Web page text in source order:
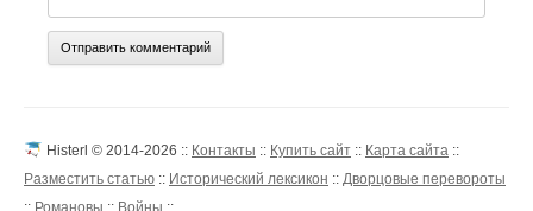
Histerl © 2014-2026 :: Контакты :: Купить сайт :: Карта сайта ::
Разместить статью :: Исторический лексикон :: Дворцовые перевороты
:: Романовы :: Войны ::